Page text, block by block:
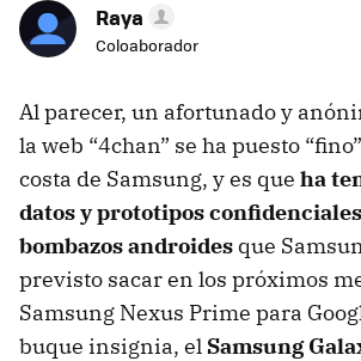
Raya
Coloaborador
Al parecer, un afortunado y
la web “4chan” se ha puesto
costa de Samsung, y es que ha
datos y prototipos
bombazos androides que
previsto sacar en los próximos
Samsung Nexus Prime para
buque insignia, el Samsung